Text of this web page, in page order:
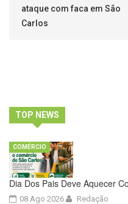
ataque com faca em São
Carlos
TOP NEWS
Dia Dos Pais Deve Aquecer
08 Ago 2026
COMÉRCIO
Redação